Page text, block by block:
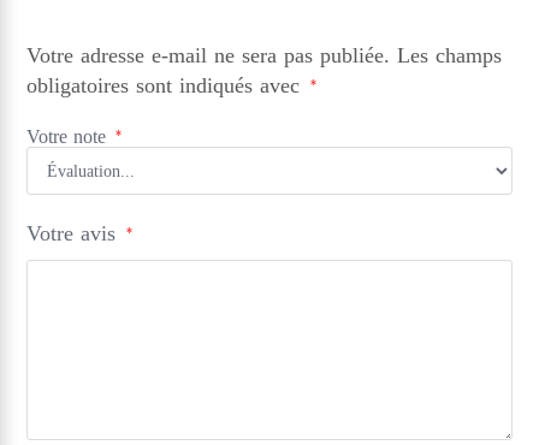
Votre adresse e-mail ne sera pas publiée. Les champs
obligatoires sont indiqués avec *
Votre note *
Votre avis *